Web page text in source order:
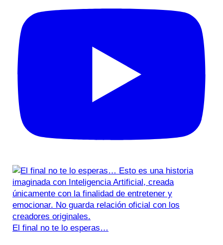
El final no te lo esperas…